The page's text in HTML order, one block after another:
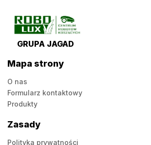
GRUPA JAGAD
Mapa strony
O nas
Formularz kontaktowy
Produkty
Zasady
Polityka prywatności